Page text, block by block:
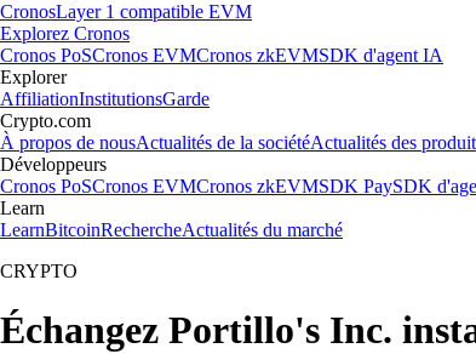
CronosLayer 1 compatible EVM
Explorez Cronos
Cronos PoSCronos EVMCronos zkEVMSDK d'agent IA
Explorer
AffiliationInstitutionsGarde
Crypto.com
À propos de nousActualités de la sociétéActualités des
Développeurs
Cronos PoSCronos EVMCronos zkEVMSDK PaySDK
Learn
LearnBitcoinRechercheActualités du marché
CRYPTO
Échangez Portillo's Inc.